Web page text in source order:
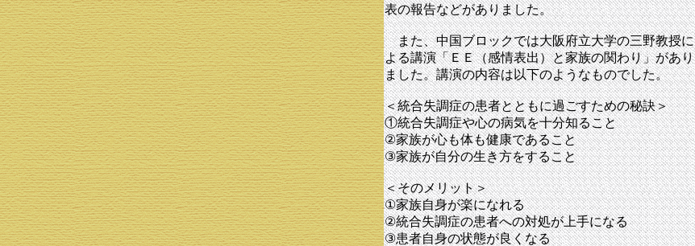
表の報告などがありました。
また、中国ブロックでは大阪府立大学の三野教授に
よる講演「ＥＥ（感情表出）と家族の関わり」があり
ました。講演の内容は以下のようなものでした。
＜統合失調症の患者とともに過ごすための秘訣＞
①統合失調症や心の病気を十分知ること
②家族が心も体も健康であること
③家族が自分の生き方をすること
＜そのメリット＞
①家族自身が楽になれる
②統合失調症の患者への対処が上手になる
③患者自身の状態が良くなる